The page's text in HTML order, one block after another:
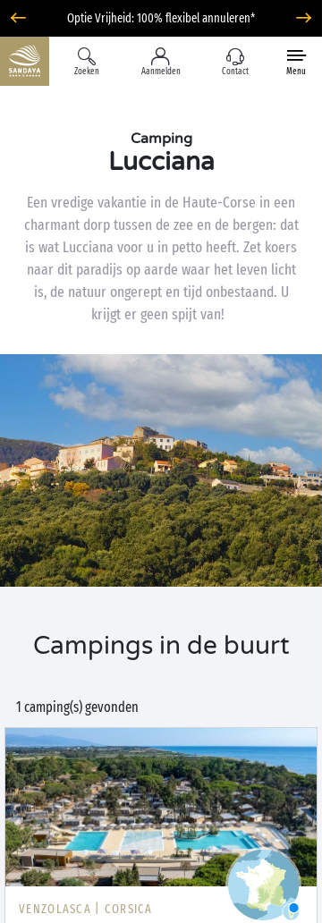
Optie Vrijheid: 100% flexibel annuleren*
Zoeken Aanmelden Contact Menu
Camping
Lucciana
Een vredige vakantie in de Haute-Corse in een
charmant dorp tussen de zee en de bergen: dat
is wat Lucciana voor u in petto heeft. Zet koers
naar dit paradijs op aarde waar het leven licht
is, de natuur ongerept en tijd onbestaand. U
krijgt er geen spijt van!
Campings in de buurt
1 camping(s) gevonden
VENZOLASCA | CORSICA